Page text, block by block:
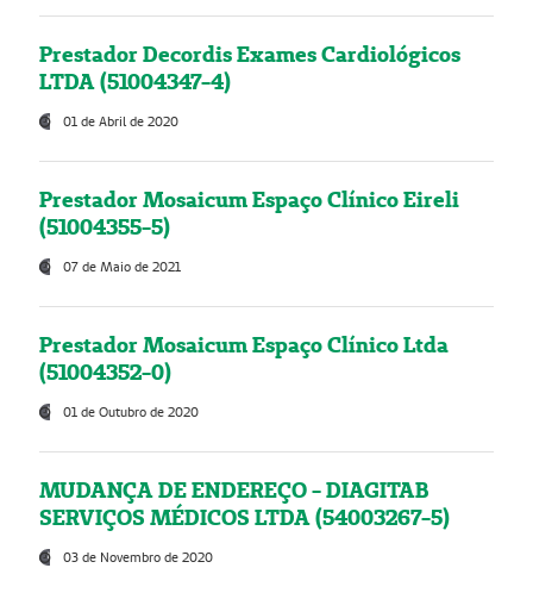
Prestador Decordis Exames Cardiológicos
LTDA (51004347-4)
01 de Abril de 2020
Prestador Mosaicum Espaço Clínico Eireli
(51004355-5)
07 de Maio de 2021
Prestador Mosaicum Espaço Clínico Ltda
(51004352-0)
01 de Outubro de 2020
MUDANÇA DE ENDEREÇO - DIAGITAB
SERVIÇOS MÉDICOS LTDA (54003267-5)
03 de Novembro de 2020